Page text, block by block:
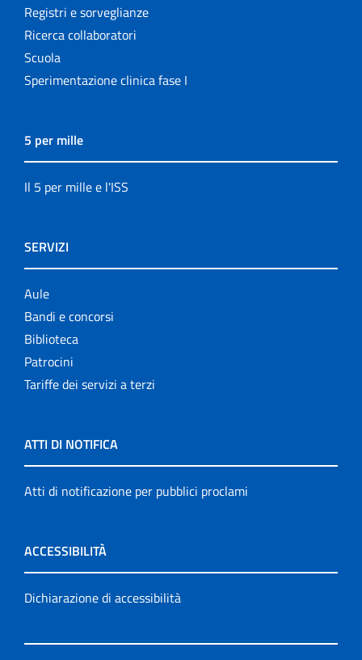
Registri e sorveglianze
Ricerca collaboratori
Scuola
Sperimentazione clinica fase I
5 per mille
Il 5 per mille e l'ISS
SERVIZI
Aule
Bandi e concorsi
Biblioteca
Patrocini
Tariffe dei servizi a terzi
ATTI DI NOTIFICA
Atti di notificazione per pubblici proclami
ACCESSIBILITÀ
Dichiarazione di accessibilità